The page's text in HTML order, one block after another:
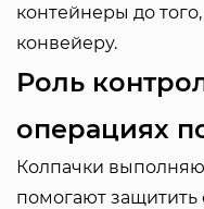
контейнеры до
конвейеру.
Роль
операциях
Колпачки
помогают